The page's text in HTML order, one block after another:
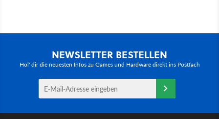
NEWSLETTER BESTELLEN
Hol' dir die neuesten Infos zu Games und Hardware direkt ins Postfach